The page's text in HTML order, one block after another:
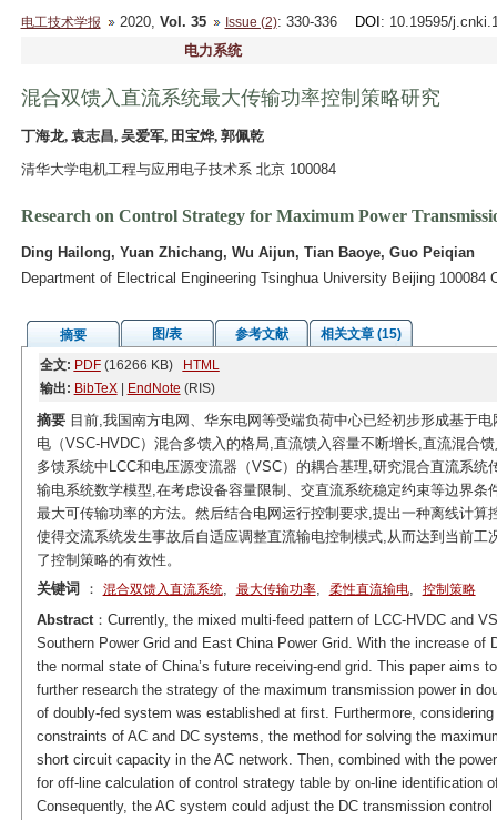
电工技术学报 2020, Vol. 35 Issue (2): 330-336 DOI : 10.19595/
电力系统
混合双馈入直流系统最大传输功率控制策略研究
丁海龙, 袁志昌, 吴爱军, 田宝烨, 郭佩乾
清华大学电机工程与应用电子技术系 北京 100084
Research on Control Strategy for Maximum Power
Ding Hailong, Yuan Zhichang, Wu Aijun, Tian Baoye, Guo Peiqian
Department of Electrical Engineering Tsinghua University Beijing 100084
摘要 图/表 参考文献
相关文章 (15)
全文: PDF(16266 KB)
HTML
输出: BibTeX| EndNote (RIS)
摘要目前,我国南方电网、华东电网等受端负荷中心已经初步形成基于
电（VSC-HVDC）混合多馈入的格局,直流馈入容量不断增长,直流混合
多馈系统中LCC和电压源变流器（VSC）的耦合基理,研究混合直流系
输电系统数学模型,在考虑设备容量限制、交直流系统稳定约束等边界
最大可传输功率的方法。然后结合电网运行控制要求,提出一种离线计
使得交流系统发生事故后自适应调整直流输电控制模式,从而达到当前
了控制策略的有效性。
关键词
： 混合双馈入直流系统, 最大传输功率, 柔性直流输电, 控制策略
Abstract：Currently, the mixed multi-feed pattern of LCC-HVDC and
Southern Power Grid and East China Power Grid. With the increase
the normal state of China’s future receiving-end grid. This paper aims
further research the strategy of the maximum transmission power in
of doubly-fed system was established at first. Furthermore,
constraints of AC and DC systems, the method for solving the
short circuit capacity in the AC network. Then, combined with the
for off-line calculation of control strategy table by on-line identification
Consequently, the AC system could adjust the DC transmission